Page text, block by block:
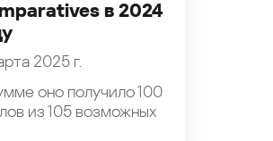
в 2024
2025 г.
оно получило 100
из 105 возможных